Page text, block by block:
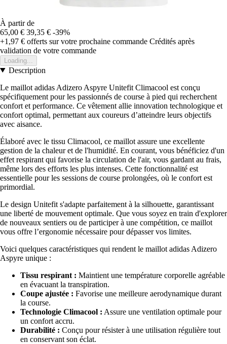
À partir de
65,00 € 39,35 € -39%
+1,97 € offerts sur votre prochaine commande Crédités après
validation de votre commande
Loading...
Description
Le maillot adidas Adizero Aspyre Unitefit Climacool est conçu
spécifiquement pour les passionnés de course à pied qui recherchent
confort et performance. Ce vêtement allie innovation technologique et
confort optimal, permettant aux coureurs d’atteindre leurs objectifs
avec aisance.
Élaboré avec le tissu Climacool, ce maillot assure une excellente
gestion de la chaleur et de l'humidité. En courant, vous bénéficiez d'un
effet respirant qui favorise la circulation de l'air, vous gardant au frais,
même lors des efforts les plus intenses. Cette fonctionnalité est
essentielle pour les sessions de course prolongées, où le confort est
primordial.
Le design Unitefit s'adapte parfaitement à la silhouette, garantissant
une liberté de mouvement optimale. Que vous soyez en train d'explorer
de nouveaux sentiers ou de participer à une compétition, ce maillot
vous offre l’ergonomie nécessaire pour dépasser vos limites.
Voici quelques caractéristiques qui rendent le maillot adidas Adizero
Aspyre unique :
Tissu respirant : Maintient une température corporelle agréable
en évacuant la transpiration.
Coupe ajustée : Favorise une meilleure aerodynamique durant
la course.
Technologie Climacool : Assure une ventilation optimale pour
un confort accru.
Durabilité : Conçu pour résister à une utilisation régulière tout
en conservant son éclat.